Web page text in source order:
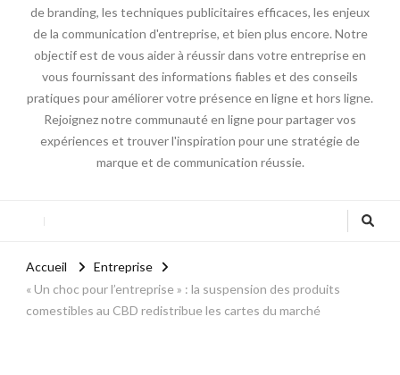
de branding, les techniques publicitaires efficaces, les enjeux
de la communication d'entreprise, et bien plus encore. Notre
objectif est de vous aider à réussir dans votre entreprise en
vous fournissant des informations fiables et des conseils
pratiques pour améliorer votre présence en ligne et hors ligne.
Rejoignez notre communauté en ligne pour partager vos
expériences et trouver l'inspiration pour une stratégie de
marque et de communication réussie.
Accueil
Entreprise
« Un choc pour l’entreprise » : la suspension des produits
comestibles au CBD redistribue les cartes du marché